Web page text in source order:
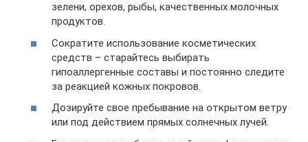
зелени, орехов, рыбы, качественных молочных
продуктов.
Сократите использование косметических
средств – старайтесь выбирать
гипоаллергенные составы и постоянно следите
за реакцией кожных покровов.
Дозируйте свое пребывание на открытом ветру
или под действием прямых солнечных лучей.